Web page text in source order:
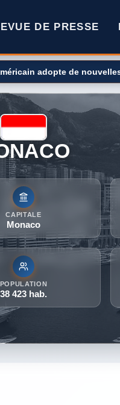
DE PRESSE
? Le gouvernement
CAPITALE
Monaco
POPULATION
38 423 hab.